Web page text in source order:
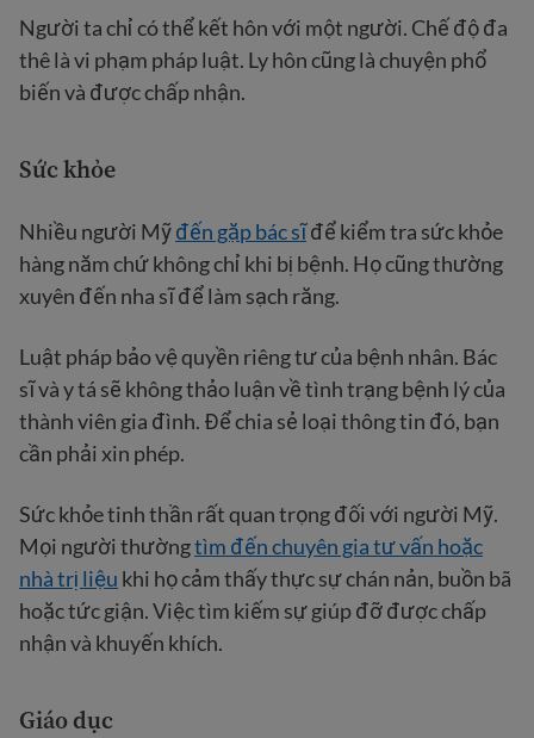
Người ta chỉ có thể kết hôn với một người. Chế độ đa
thê là vi phạm pháp luật. Ly hôn cũng là chuyện phổ
biến và được chấp nhận.
Sức khỏe
Nhiều người Mỹđến gặp bác sĩđể kiểm tra sức khỏe
hàng năm chứ không chỉ khi bị bệnh. Họ cũng thường
xuyên đến nha sĩ để làm sạch răng.
Luật pháp bảo vệ quyền riêng tư của bệnh nhân. Bác
sĩ và y tá sẽ không thảo luận về tình trạng bệnh lý của
thành viên gia đình. Để chia sẻ loại thông tin đó, bạn
cần phải xin phép.
Sức khỏe tinh thần rất quan trọng đối với người Mỹ.
Mọi người thườngtìm đến chuyên gia tư vấn hoặc
nhà trị liệu khi họ cảm thấy thực sự chán nản, buồn bã
hoặc tức giận. Việc tìm kiếm sự giúp đỡ được chấp
nhận và khuyến khích.
Giáo dục